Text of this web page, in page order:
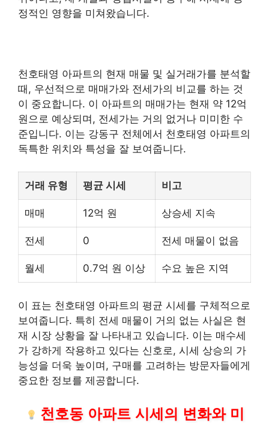
정적인 영향을 미쳐왔습니다.
천호태영 아파트의 현재 매물 및 실거래가를 분석할
때, 우선적으로 매매가와 전세가의 비교를 하는 것
이 중요합니다. 이 아파트의 매매가는 현재 약 12억
원으로 예상되며, 전세가는 거의 없거나 미미한 수
준입니다. 이는 강동구 전체에서 천호태영 아파트의
독특한 위치와 특성을 잘 보여줍니다.
거래 유형 평균 시세 비고
매매 12억 원 상승세 지속
전세 0 전세 매물이 없음
월세 0.7억 원 이상 수요 높은 지역
이 표는 천호태영 아파트의 평균 시세를 구체적으로
보여줍니다. 특히 전세 매물이 거의 없는 사실은 현
재 시장 상황을 잘 나타내고 있습니다. 이는 매수세
가 강하게 작용하고 있다는 신호로, 시세 상승의 가
능성을 더욱 높이며, 구매를 고려하는 방문자들에게
중요한 정보를 제공합니다.
천호동 아파트 시세의 변화와 미